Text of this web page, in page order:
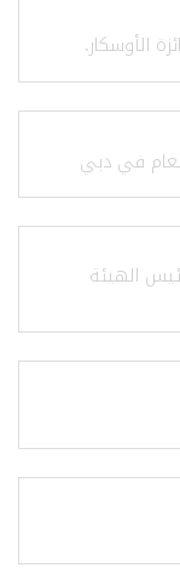
الأوسكار.
في دبي
الهيئة